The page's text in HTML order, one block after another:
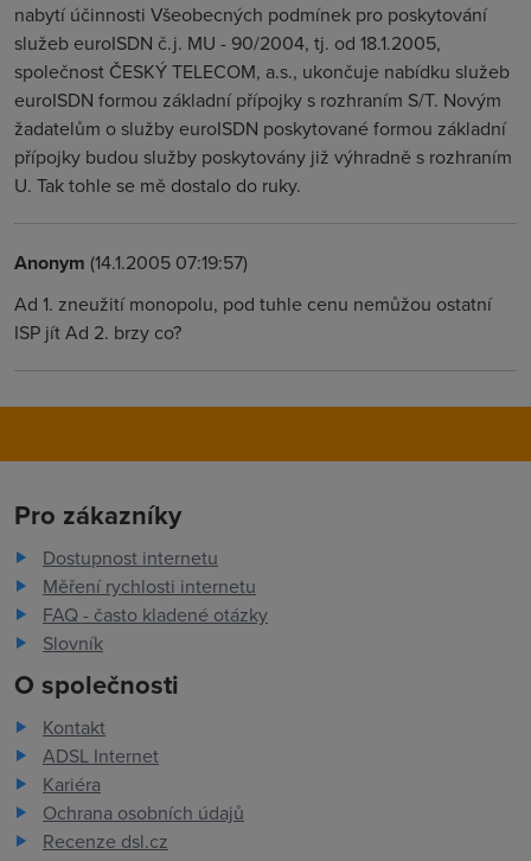
nabytí účinnosti Všeobecných podmínek pro poskytování
služeb euroISDN č.j. MU - 90/2004, tj. od 18.1.2005,
společnost ČESKÝ TELECOM, a.s., ukončuje nabídku služeb
euroISDN formou základní přípojky s rozhraním S/T. Novým
žadatelům o služby euroISDN poskytované formou základní
přípojky budou služby poskytovány již výhradně s rozhraním
U. Tak tohle se mě dostalo do ruky.
Anonym (14.1.2005 07:19:57)
Ad 1. zneužití monopolu, pod tuhle cenu nemůžou ostatní
ISP jít Ad 2. brzy co?
Pro zákazníky
Dostupnost internetu
Měření rychlosti internetu
FAQ - často kladené otázky
Slovník
O společnosti
Kontakt
ADSL Internet
Kariéra
Ochrana osobních údajů
Recenze dsl.cz